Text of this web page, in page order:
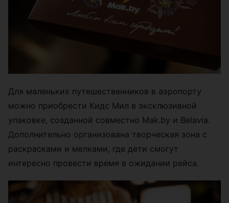
Для маленьких путешественников в аэропорту
можно приобрести Кидс Мил в эксклюзивной
упаковке, созданной совместно Mak.by и Belavia.
Дополнительно организована творческая зона с
раскрасками и мелками, где дети смогут
интересно провести время в ожидании рейса.